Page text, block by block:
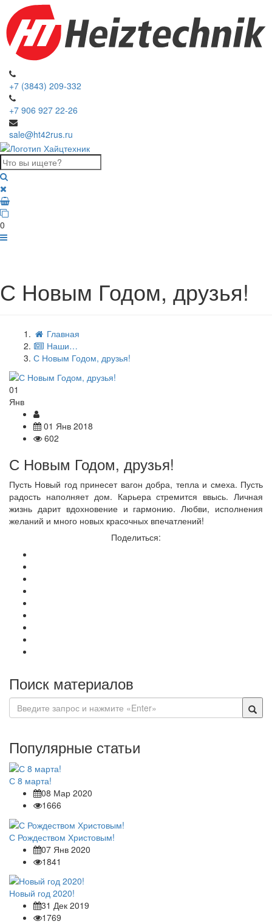
+7 (3843) 209-332
+7 906 927 22-26
sale@ht42rus.ru
0
С Новым Годом, друзья!
Главная
Наши…
С Новым Годом, друзья!
01
Янв
01 Янв 2018
602
С Новым Годом, друзья!
Пусть Новый год принесет вагон добра, тепла и смеха. Пусть
радость наполняет дом. Карьера стремится ввысь. Личная
жизнь дарит вдохновение и гармонию. Любви, исполнения
желаний и много новых красочных впечатлений!
Поделиться:
Поиск материалов
Популярные статьи
С 8 марта!
08 Мар 2020
1666
С Рождеством Христовым!
07 Янв 2020
1841
Новый год 2020!
31 Дек 2019
1769